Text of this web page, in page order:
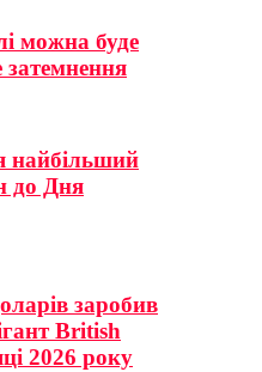
можна буде
затемнення
найбільший
до Дня
заробив
British
2026 року